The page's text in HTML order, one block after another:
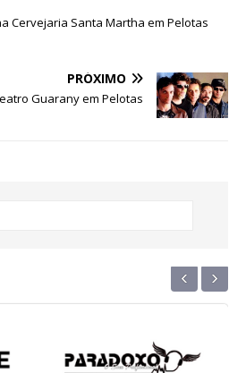
eCervejaria Santa Martha em Pelotas
PRÓXIMO
Guarany em Pelotas
‹ ›